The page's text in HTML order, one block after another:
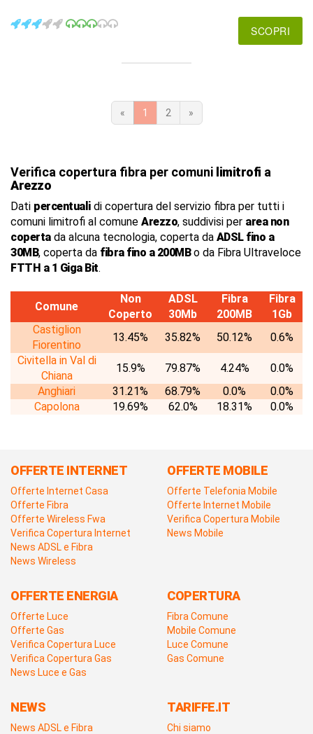
SCOPRI
« 1 2 »
Verifica copertura fibra per comuni limitrofi a
Arezzo
Dati percentualidi copertura del servizio fibra per tutti i
comuni limitrofi al comune Arezzo, suddivisi per area non
copertada alcuna tecnologia, coperta da ADSL fino a
30MB, coperta da fibra fino a 200MBo da Fibra Ultraveloce
FTTH a 1 Giga Bit.
Comune
Non
Coperto
ADSL
30Mb
Fibra
200MB
Fibra
1Gb
Castiglion
Fiorentino
13.45% 35.82% 50.12%
0.6%
Civitella in Val di
Chiana
15.9% 79.87% 4.24%
0.0%
Anghiari
31.21% 68.79% 0.0%
0.0%
Capolona
19.69% 62.0% 18.31% 0.0%
OFFERTE INTERNET
Offerte Internet Casa
Offerte Fibra
Offerte Wireless Fwa
Verifica Copertura Internet
News ADSL e Fibra
News Wireless
OFFERTE MOBILE
Offerte Telefonia Mobile
Offerte Internet Mobile
Verifica Copertura Mobile
News Mobile
OFFERTE ENERGIA
Offerte Luce
Offerte Gas
Verifica Copertura Luce
Verifica Copertura Gas
News Luce e Gas
COPERTURA
Fibra Comune
Mobile Comune
Luce Comune
Gas Comune
NEWS
News ADSL e Fibra
TARIFFE.IT
Chi siamo